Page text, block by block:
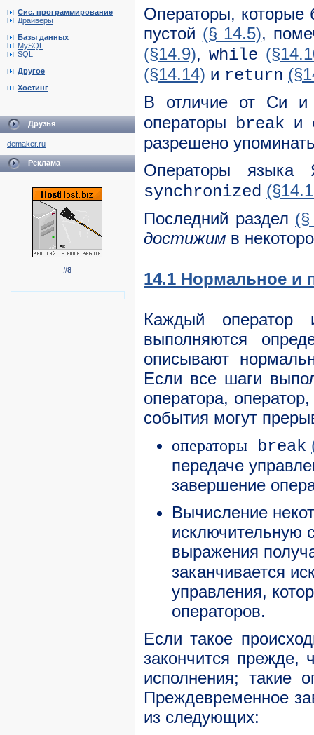
Сис. программирование
Драйверы
Базы данных
MySQL
SQL
Другое
Хостинг
Друзья
demaker.ru
Реклама
#8
Операторы, которые
пустой (§ 14.5),
(§14.9), while
(§14.14) и return
В отличие от Cи
операторы break и
разрешено
Операторы
synchronized
Последний раздел
достижим в
14.1 Нормальное и
Каждый оператор
выполняются
описывают
Если все шаги
оператора,
события могут
операторы break
передаче
завершение
Вычисление
исключительную
выражения
заканчивается
управления,
операторов.
Если такое
закончится прежде,
исполнения; такие
Преждевременное
из следующих: